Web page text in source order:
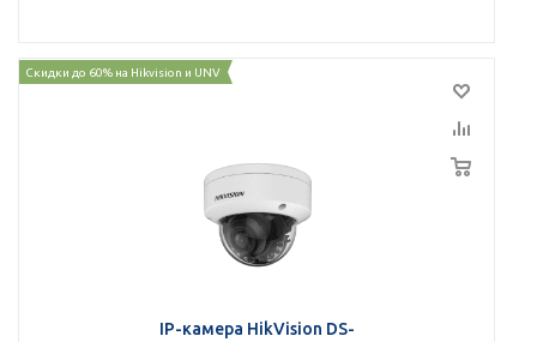
Скидки до 60% на Hikvision и UNV
IP-камера HikVision DS-